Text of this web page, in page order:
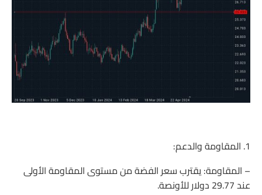
1. المقاومة والدعم:
– المقاومة: يقترب سعر الفضة من مستوى المقاومة الأولى
عند 29.77 دولار للأونصة.